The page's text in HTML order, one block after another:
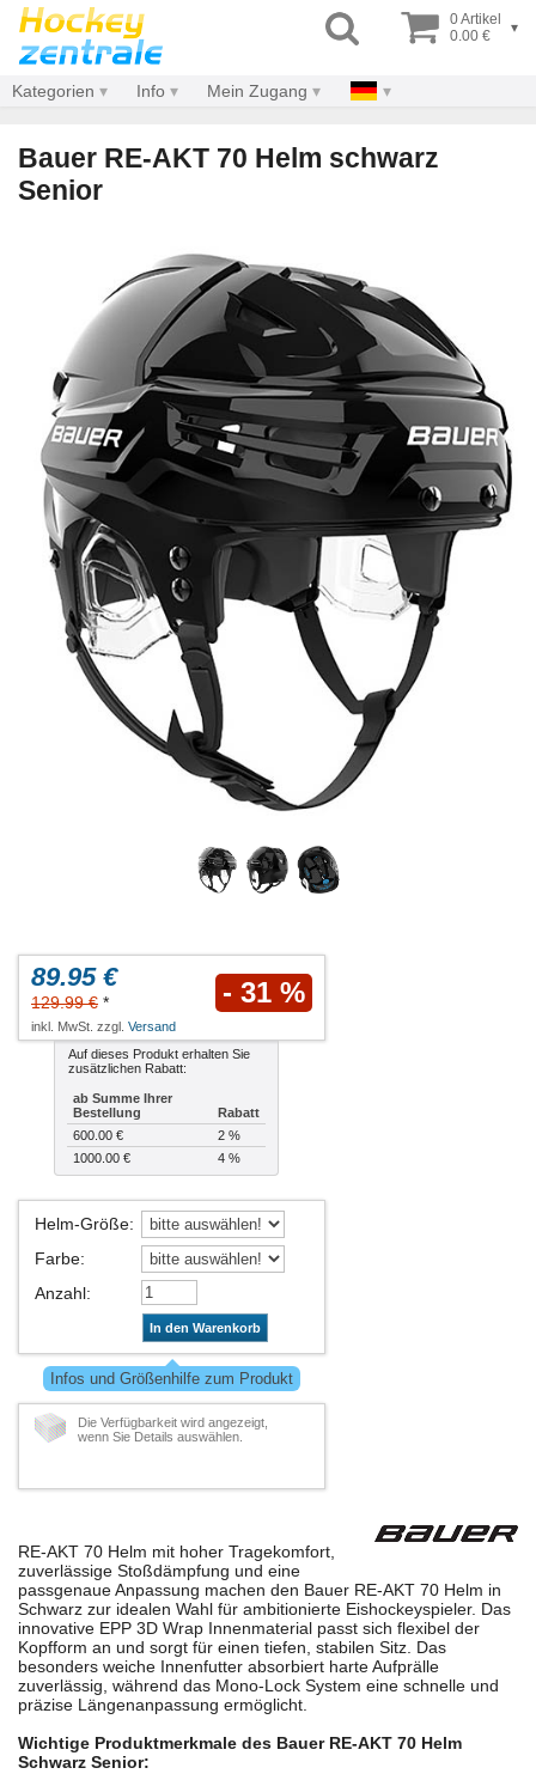
0 Artikel
0.00 €
▾
Kategorien Info Mein Zugang
Bauer RE-AKT 70 Helm schwarz
Senior
89.95 €
129.99 € * - 31 %
inkl. MwSt. zzgl. Versand
Auf dieses Produkt erhalten Sie
zusätzlichen Rabatt:
ab Summe Ihrer
Bestellung
Rabatt
600.00 €
2 %
1000.00 €
4 %
Helm-Größe:
Farbe:
Anzahl:
In den Warenkorb
Infos und Größenhilfe zum Produkt
Die Verfügbarkeit wird angezeigt,
wenn Sie Details auswählen.
RE-AKT 70 Helm mit hoher Tragekomfort,
zuverlässige Stoßdämpfung und eine
passgenaue Anpassung machen den Bauer RE-AKT 70 Helm in
Schwarz zur idealen Wahl für ambitionierte Eishockeyspieler. Das
innovative EPP 3D Wrap Innenmaterial passt sich flexibel der
Kopfform an und sorgt für einen tiefen, stabilen Sitz. Das
besonders weiche Innenfutter absorbiert harte Aufprälle
zuverlässig, während das Mono-Lock System eine schnelle und
präzise Längenanpassung ermöglicht.
Wichtige Produktmerkmale des Bauer RE-AKT 70 Helm
Schwarz Senior: